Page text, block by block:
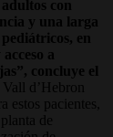
con
y una larga
en
a
concluye el
d’Hebron
estos pacientes,
de